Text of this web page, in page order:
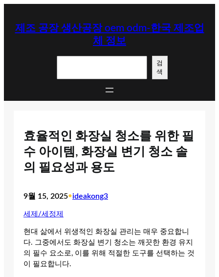
제조 공장 생산공장 oem odm-한국 제조업
체 정보
검
색
효율적인 화장실 청소를 위한 필
수 아이템, 화장실 변기 청소 솔
의 필요성과 용도
9월 15, 2025•ideakong3
세제/세정제
현대 삶에서 위생적인 화장실 관리는 매우 중요합니
다. 그중에서도 화장실 변기 청소는 깨끗한 환경 유지
의 필수 요소로, 이를 위해 적절한 도구를 선택하는 것
이 필요합니다.